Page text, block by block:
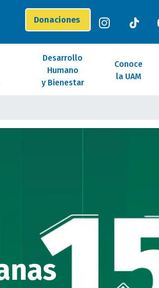
Donaciones
Desarrollo
Humano
y Bienestar
Conoce
la UAM